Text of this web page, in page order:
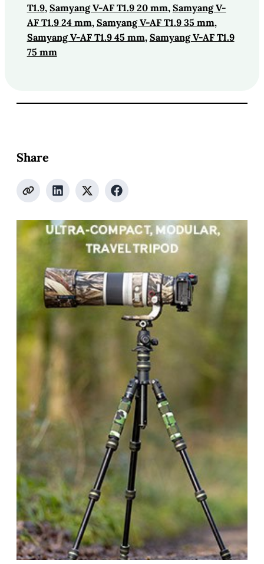
T1.9, Samyang V-AF T1.9 20 mm, Samyang V-
AF T1.9 24 mm, Samyang V-AF T1.9 35 mm ,
Samyang V-AF T1.9 45 mm, Samyang V-AF T1.9
75 mm
Share